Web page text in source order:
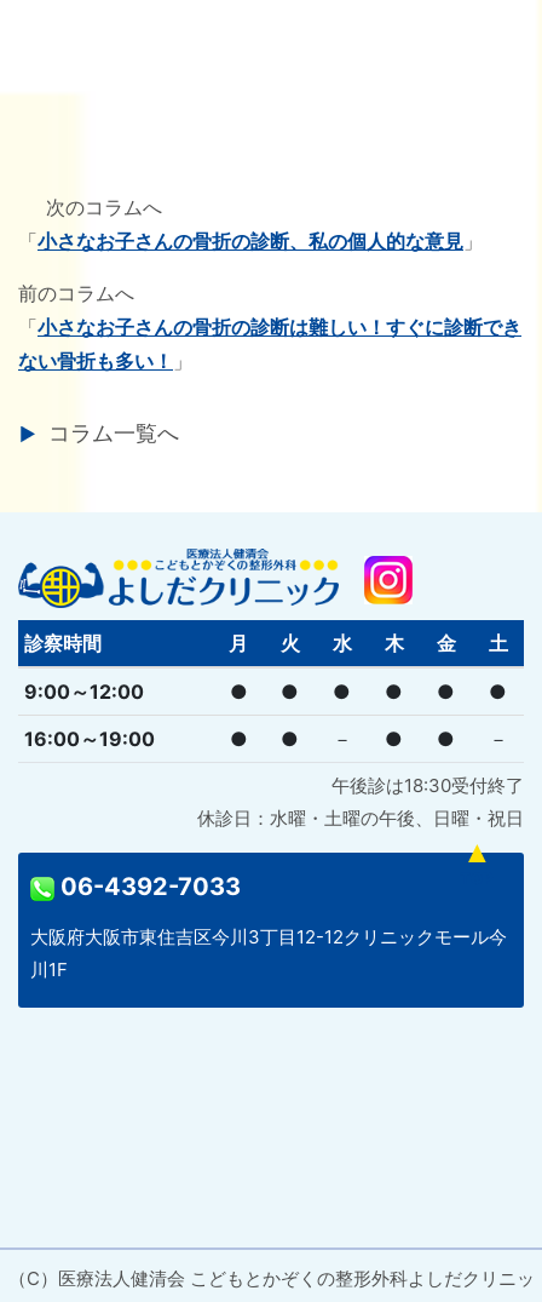
次のコラムへ
「小さなお子さんの骨折の診断、私の個人的な意見 」
前のコラムへ
「小さなお子さんの骨折の診断は難しい！すぐに診断でき
ない骨折も多い！ 」
コラム一覧へ
診察時間 月 火 水 木 金
土
9:00～12:00
● ● ● ● ●
●
16:00～19:00
● ● － ● ● －
午後診は18:30受付終了
休診日：水曜・土曜の午後、日曜・祝日
06-4392-7033
大阪府大阪市東住吉区今川3丁目12-12クリニックモール今
川1F
（C）医療法人健清会 こどもとかぞくの整形外科よしだクリニッ